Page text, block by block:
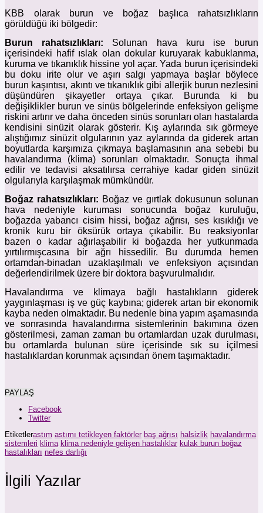
KBB olarak burun ve boğaz başlıca rahatsızlıkların
görüldüğü iki bölgedir:
Burun rahatsızlıkları: Solunan hava kuru ise burun
içerisindeki hafif ıslak olan dokular kuruyarak kabuklanma,
kuruma ve tıkanıklık hissine yol açar. Yada burun içerisindeki
bu doku irite olur ve aşırı salgı yapmaya başlar böylece
burun kaşıntısı, akıntı ve tıkanıklık gibi allerjik burun nezlesini
düşündüren şikayetler ortaya çıkar. Burunda ki bu
değişiklikler burun ve sinüs bölgelerinde enfeksiyon gelişme
riskini artırır ve daha önceden sinüs sorunları olan hastalarda
kendisini sinüzit olarak gösterir. Kış aylarında sık görmeye
alıştığımız sinüzit olgularının yaz aylarında da giderek artan
boyutlarda karşımıza çıkmaya başlamasının ana sebebi bu
havalandırma (klima) sorunları olmaktadır. Sonuçta ihmal
edilir ve tedavisi aksatılırsa cerrahiye kadar giden sinüzit
olgularıyla karşılaşmak mümkündür.
Boğaz rahatsızlıkları: Boğaz ve gırtlak dokusunun solunan
hava nedeniyle kuruması sonucunda boğaz kuruluğu,
boğazda yabancı cisim hissi, boğaz ağrısı, ses kısıklığı ve
kronik kuru bir öksürük ortaya çıkabilir. Bu reaksiyonlar
bazen o kadar ağırlaşabilir ki boğazda her yutkunmada
yırtılırmışcasına bir ağrı hissedilir. Bu durumda hemen
ortamdan-binadan uzaklaşılmalı ve enfeksiyon açısından
değerlendirilmek üzere bir doktora başvurulmalıdır.
Havalandırma ve klimaya bağlı hastalıkların giderek
yaygınlaşması iş ve güç kaybına; giderek artan bir ekonomik
kayba neden olmaktadır. Bu nedenle bina yapım aşamasında
ve sonrasında havalandırma sistemlerinin bakımına özen
gösterilmesi, zaman zaman bu ortamlardan uzak durulması,
bu ortamlarda bulunan süre içerisinde sık su içilmesi
hastalıklardan korunmak açısından önem taşımaktadır.
PAYLAŞ
Facebook
Twitter
Etiketlerastım astımı tetikleyen faktörler baş ağrısı halsizlik havalandırma
sistemleri klima klima nedeniyle gelişen hastalıklar kulak burun boğaz
hastalıkları nefes darlığı
İlgili Yazılar